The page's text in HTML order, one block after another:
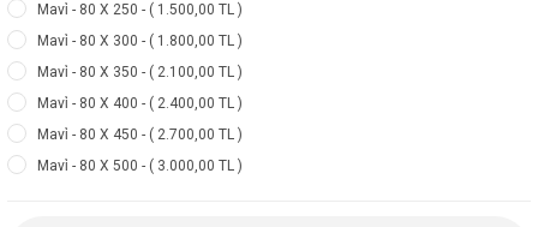
Mavi̇ - 80 X 250 - ( 1.500,00 TL )
Mavi̇ - 80 X 300 - ( 1.800,00 TL )
Mavi̇ - 80 X 350 - ( 2.100,00 TL )
Mavi̇ - 80 X 400 - ( 2.400,00 TL )
Mavi̇ - 80 X 450 - ( 2.700,00 TL )
Mavi̇ - 80 X 500 - ( 3.000,00 TL )